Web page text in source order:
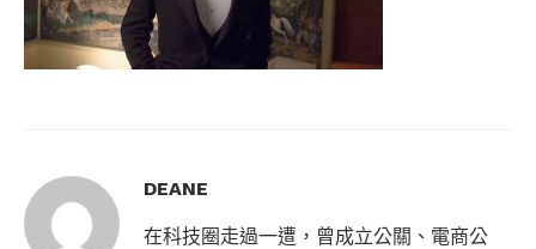
DEANE
在科技圈走過一遭，曾成立公關、電商公